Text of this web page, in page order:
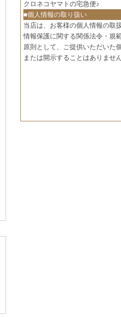
クロネコヤマトの宅急便♪
■個人情報の取り扱い
当店は、お客様の個人情報の取
情報保護に関する関係法令・規
原則として、ご提供いただいた
または開示することはありませ